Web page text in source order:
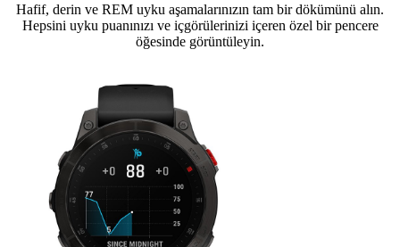
Hafif, derin ve REM uyku aşamalarınızın tam bir dökümünü alın.
Hepsini uyku puanınızı ve içgörülerinizi içeren özel bir pencere
öğesinde görüntüleyin.